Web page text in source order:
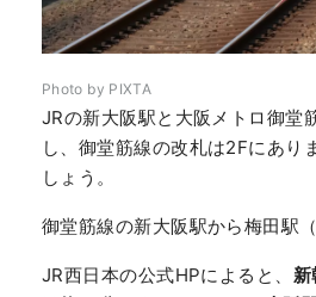
Photo by PIXTA
JRの新大阪駅と大阪メトロ御堂
し、御堂筋線の改札は2Fにあり
しょう。
御堂筋線の新大阪駅から梅田駅
JR西日本の公式HPによると、 新